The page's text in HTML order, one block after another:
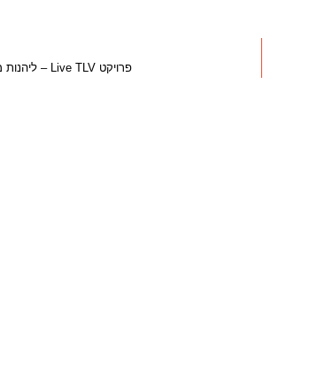
פרויקט Live TLV – ליהנות מכל העולמות